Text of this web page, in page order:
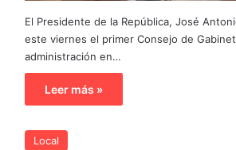
El Presidente de la República, José
este viernes el primer Consejo de
administración en…
Leer más »
Local